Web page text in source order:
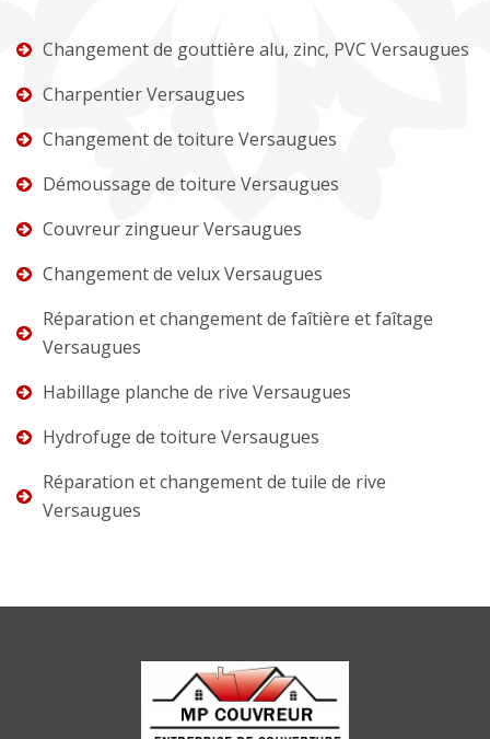
Changement de gouttière alu, zinc, PVC Versaugues
Charpentier Versaugues
Changement de toiture Versaugues
Démoussage de toiture Versaugues
Couvreur zingueur Versaugues
Changement de velux Versaugues
Réparation et changement de faîtière et faîtage
Versaugues
Habillage planche de rive Versaugues
Hydrofuge de toiture Versaugues
Réparation et changement de tuile de rive
Versaugues